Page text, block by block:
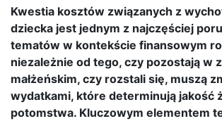
Kwestia kosztów związanych z
dziecka jest jednym z najczęściej
tematów w kontekście finansowym
niezależnie od tego, czy pozostają w
małżeńskim, czy rozstali się, muszą
wydatkami, które determinują jakość
potomstwa. Kluczowym elementem